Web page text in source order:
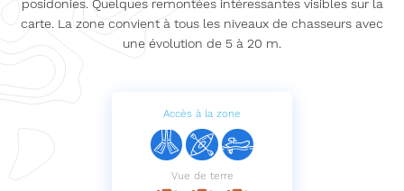
posidonies. Quelques remontées intéressantes visibles sur la
carte. La zone convient à tous les niveaux de chasseurs avec
une évolution de 5 à 20 m.
Accès à la zone
Vue de terre